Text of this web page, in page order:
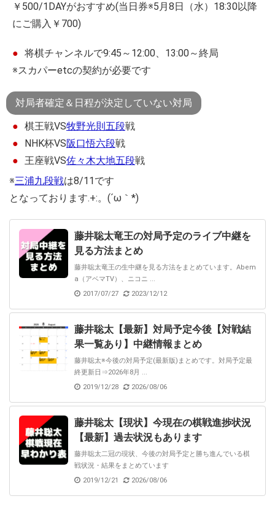
￥500/1DAYがおすすめ(当日券※5月8日（水）18:30以降
にご購入￥700)
将棋チャンネルで9:45～12:00、13:00～終局
※スカパーetcの契約が必要です
対局者確定＆日程が決定していない対局
棋王戦VS牧野光則五段戦
NHK杯VS阪口悟六段戦
王座戦VS佐々木大地五段戦
※三浦九段戦は8/11です
となっております.+:。(´ω｀*)
藤井聡太竜王の対局予定のライブ中継を
見る方法まとめ
藤井聡太竜王の生中継を見る方法をまとめています。Abem
a（アベマTV）、ニコニ ...
2017/07/27
2023/12/12
藤井聡太【最新】対局予定今後【対戦結
果一覧あり】中継情報まとめ
藤井聡太※今後の対局予定(最新版)まとめです。対局予定最
終更新日⇒2026年8月 ...
2019/12/28
2026/08/06
藤井聡太【現状】今現在の棋戦進捗状況
【最新】過去状況もあります
藤井聡太二冠の現状、今後の対局予定と勝ち進んでいる棋
戦状況・結果をまとめています
2019/12/21
2026/08/06